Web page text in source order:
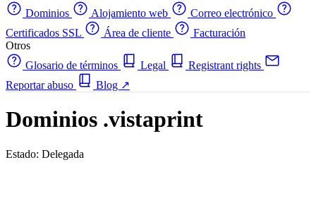
Dominios
Alojamiento web
Correo electrónico
Certificados SSL
Área de cliente
Facturación
Otros
Glosario de términos
Legal
Registrant rights
Reportar abuso
Blog ↗
Dominios .vistaprint
Estado: Delegada